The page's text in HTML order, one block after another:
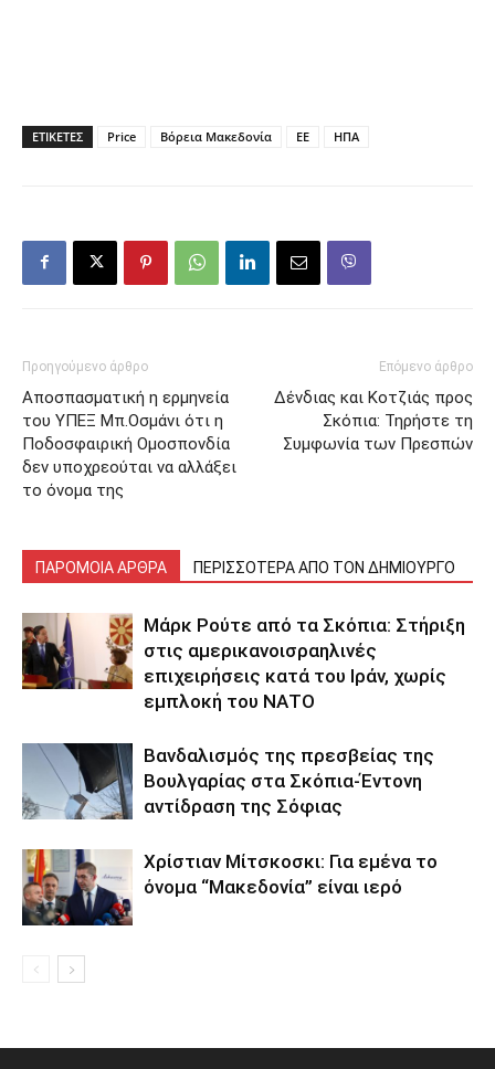
ΕΤΙΚΕΤΕΣ Price Βόρεια Μακεδονία ΕΕ ΗΠΑ
Προηγούμενο άρθρο
Αποσπασματική η ερμηνεία
του ΥΠΕΞ Μπ.Οσμάνι ότι η
Ποδοσφαιρική Ομοσπονδία
δεν υποχρεούται να αλλάξει
το όνομα της
Επόμενο άρθρο
Δένδιας και Κοτζιάς προς
Σκόπια: Τηρήστε τη
Συμφωνία των Πρεσπών
ΠΑΡΟΜΟΙΑ ΑΡΘΡΑ ΠΕΡΙΣΣΟΤΕΡΑ ΑΠΟ ΤΟΝ ΔΗΜΙΟΥΡΓΟ
Μάρκ Ρούτε από τα Σκόπια: Στήριξη
στις αμερικανοισραηλινές
επιχειρήσεις κατά του Ιράν, χωρίς
εμπλοκή του ΝΑΤΟ
Βανδαλισμός της πρεσβείας της
Βουλγαρίας στα Σκόπια-Έντονη
αντίδραση της Σόφιας
Χρίστιαν Μίτσκοσκι: Για εμένα το
όνομα “Μακεδονία” είναι ιερό